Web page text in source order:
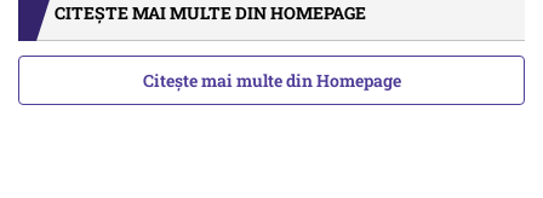
CITEȘTE MAI MULTE DIN HOMEPAGE
Citește mai multe din Homepage